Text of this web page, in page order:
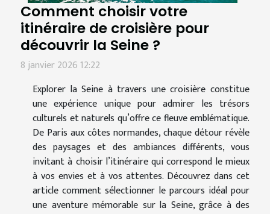
Comment choisir votre
itinéraire de croisière pour
découvrir la Seine ?
8 janvier 2026 12:22
Explorer la Seine à travers une croisière constitue
une expérience unique pour admirer les trésors
culturels et naturels qu’offre ce fleuve emblématique.
De Paris aux côtes normandes, chaque détour révèle
des paysages et des ambiances différents, vous
invitant à choisir l’itinéraire qui correspond le mieux
à vos envies et à vos attentes. Découvrez dans cet
article comment sélectionner le parcours idéal pour
une aventure mémorable sur la Seine, grâce à des